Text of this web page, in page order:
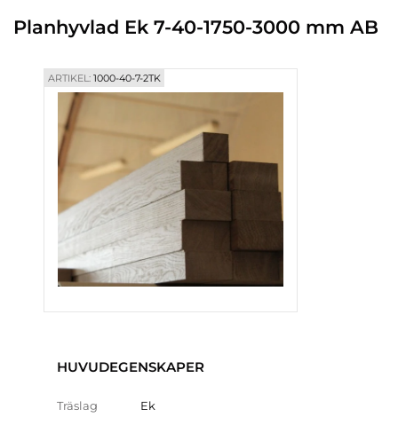
Blogg
Kontakter
Planhyvlad Ek 7-40-1750-3000 mm AB
ARTIKEL:1000-40-7-2TK
HUVUDEGENSKAPER
Träslag Ek